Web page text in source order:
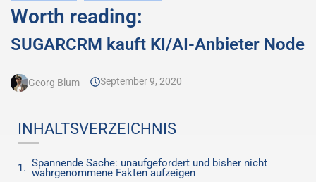
Worth reading:
SUGARCRM kauft KI/AI-Anbieter Node
Georg Blum September 9, 2020
INHALTSVERZEICHNIS
Spannende Sache: unaufgefordert und bisher nicht
wahrgenommene Fakten aufzeigen